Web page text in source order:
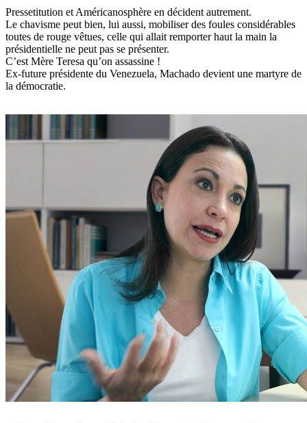
Pressetitution et Américanosphère en décident autrement.
Le chavisme peut bien, lui aussi, mobiliser des foules considérables
toutes de rouge vêtues, celle qui allait remporter haut la main la
présidentielle ne peut pas se présenter.
C’est Mère Teresa qu’on assassine !
Ex-future présidente du Venezuela, Machado devient une martyre de
la démocratie.